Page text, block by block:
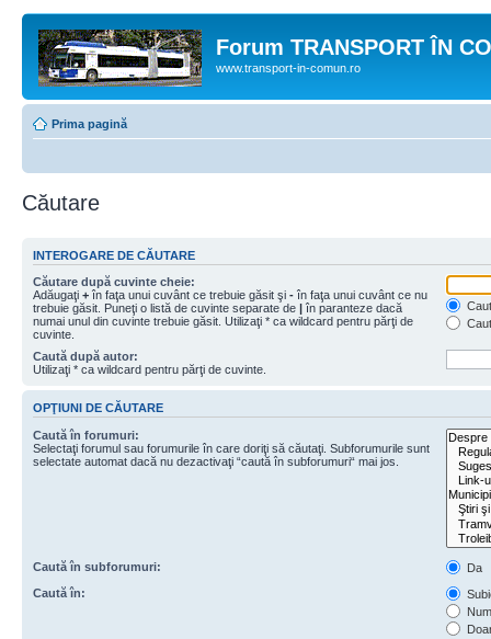
Forum TRANSPORT ÎN
www.transport-in-comun.ro
Prima pagină
Căutare
INTEROGARE DE CĂUTARE
Căutare după cuvinte cheie:
Adăugaţi + în faţa unui cuvânt ce trebuie găsit şi - în faţa unui cuvânt ce nu
trebuie găsit. Puneţi o listă de cuvinte separate de | în paranteze dacă
numai unul din cuvinte trebuie găsit. Utilizaţi * ca wildcard pentru părţi de
cuvinte.
Caută după autor:
Utilizaţi * ca wildcard pentru părţi de cuvinte.
OPŢIUNI DE CĂUTARE
Caută în forumuri:
Selectaţi forumul sau forumurile în care doriţi să căutaţi. Subforumurile sunt
selectate automat dacă nu dezactivaţi “caută în subforumuri“ mai jos.
Caută în subforumuri:
Da
Caută în: